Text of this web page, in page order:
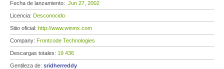
Fecha de lanzamiento: Jun 27, 2002
Licencia: Desconocido
Sitio oficial: http://www.winmx.com
Company: Frontcode Technologies
Descargas totales: 19 436
Gentileza de: sridherreddy